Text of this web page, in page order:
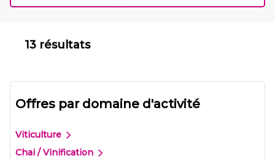
13 résultats
Offres par domaine d'activité
Viticulture
Chai / Vinification